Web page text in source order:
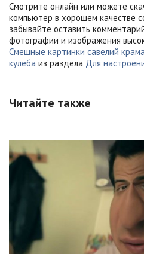
Смотрите онлайн или можете
компьютер в хорошем качестве
забывайте оставить
фотографии и изображения
Смешные картинки савелий
кулеба из раздела Для
Читайте также